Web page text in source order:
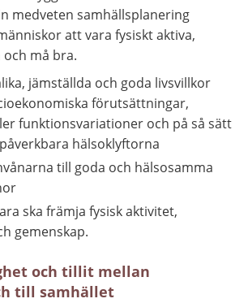
medveten samhällsplanering
att vara fysiskt aktiva,
och må bra.
jämställda och goda livsvillkor
förutsättningar,
funktionsvariationer och på så sätt
hälsoklyftorna
till goda och hälsosamma
ska främja fysisk aktivitet,
gemenskap.
och tillit mellan
till samhället